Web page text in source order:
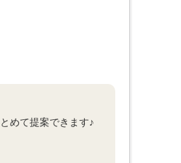
めて提案できます♪